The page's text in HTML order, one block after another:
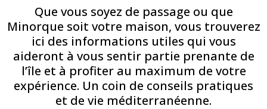
Que vous soyez de passage ou que
Minorque soit votre maison, vous trouverez
ici des informations utiles qui vous
aideront à vous sentir partie prenante de
l’île et à profiter au maximum de votre
expérience. Un coin de conseils pratiques
et de vie méditerranéenne.